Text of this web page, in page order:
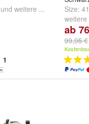
und weitere ...
1
Size: 41
weitere
ab
99,95 €